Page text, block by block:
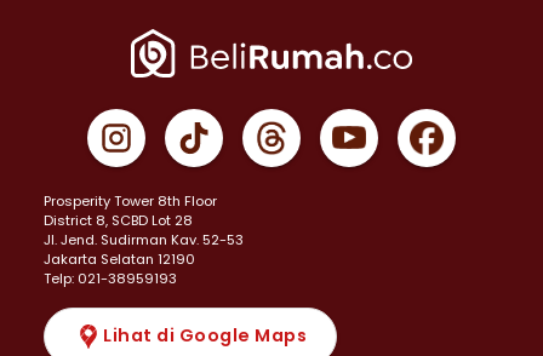
Prosperity Tower 8th Floor
District 8, SCBD Lot 28
JI. Jend. Sudirman Kav. 52-53
Jakarta Selatan 12190
Telp: 021-38959193
Lihat di Google Maps